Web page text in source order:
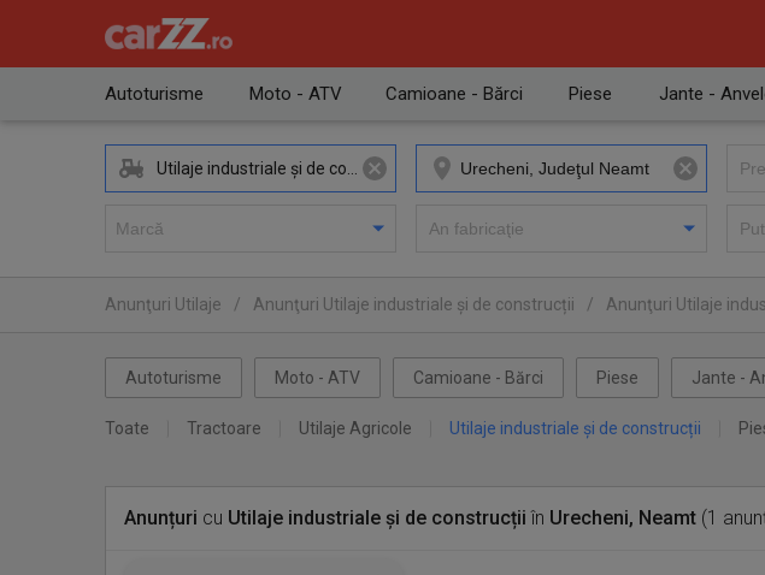
Autoturisme Moto - ATV Camioane - Bărci Piese Jante -
Anunţuri Utilaje / Anunţuri Utilaje industriale și de construcții / Anunţuri Utilaje
Autoturisme Moto - ATV Camioane - Bărci Piese Jante -
Toate Tractoare Utilaje Agricole Utilaje industriale și de construcții
Anunțuri cu Utilaje industriale și de construcții în Urecheni, Neamt (1